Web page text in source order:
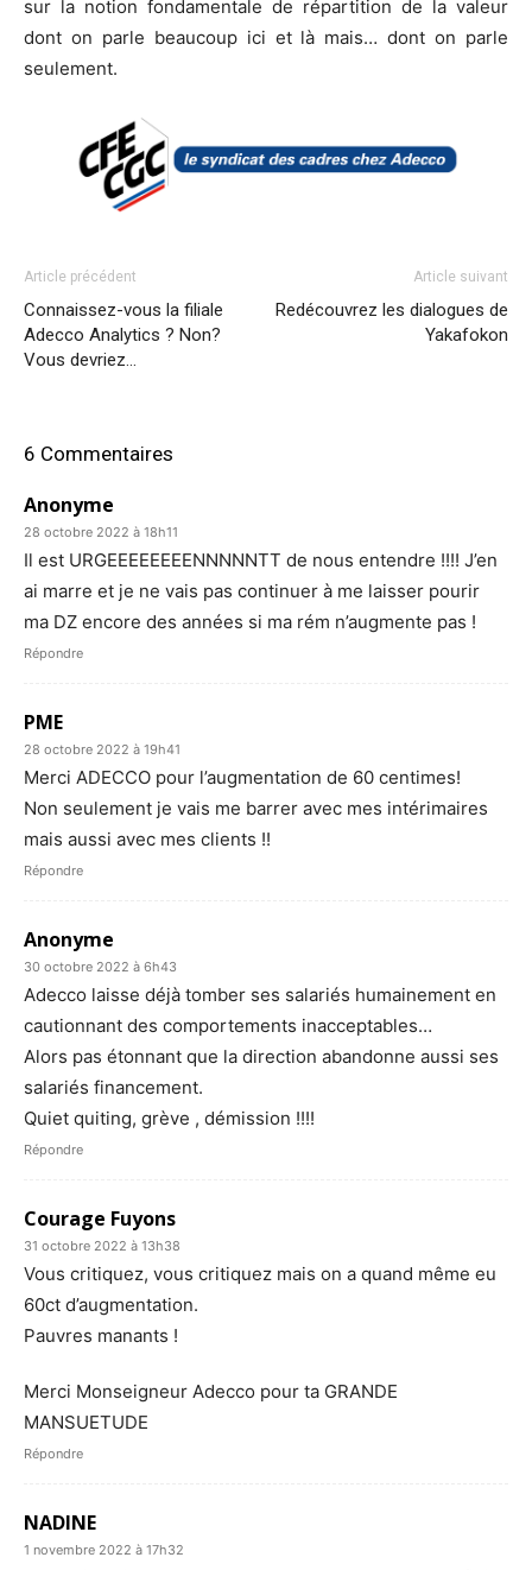
sur la notion fondamentale de répartition de la valeur
dont on parle beaucoup ici et là mais… dont on parle
seulement.
Article précédent
Connaissez-vous la filiale
Adecco Analytics ? Non?
Vous devriez…
Article suivant
Redécouvrez les dialogues de
Yakafokon
6 Commentaires
Anonyme
28 octobre 2022 à 18h11
Il est URGEEEEEEEENNNNNTT de nous entendre !!!! J’en
ai marre et je ne vais pas continuer à me laisser pourir
ma DZ encore des années si ma rém n’augmente pas !
Répondre
PME
28 octobre 2022 à 19h41
Merci ADECCO pour l’augmentation de 60 centimes!
Non seulement je vais me barrer avec mes intérimaires
mais aussi avec mes clients !!
Répondre
Anonyme
30 octobre 2022 à 6h43
Adecco laisse déjà tomber ses salariés humainement en
cautionnant des comportements inacceptables…
Alors pas étonnant que la direction abandonne aussi ses
salariés financement.
Quiet quiting, grève , démission !!!!
Répondre
Courage Fuyons
31 octobre 2022 à 13h38
Vous critiquez, vous critiquez mais on a quand même eu
60ct d’augmentation.
Pauvres manants !
Merci Monseigneur Adecco pour ta GRANDE
MANSUETUDE
Répondre
NADINE
1 novembre 2022 à 17h32